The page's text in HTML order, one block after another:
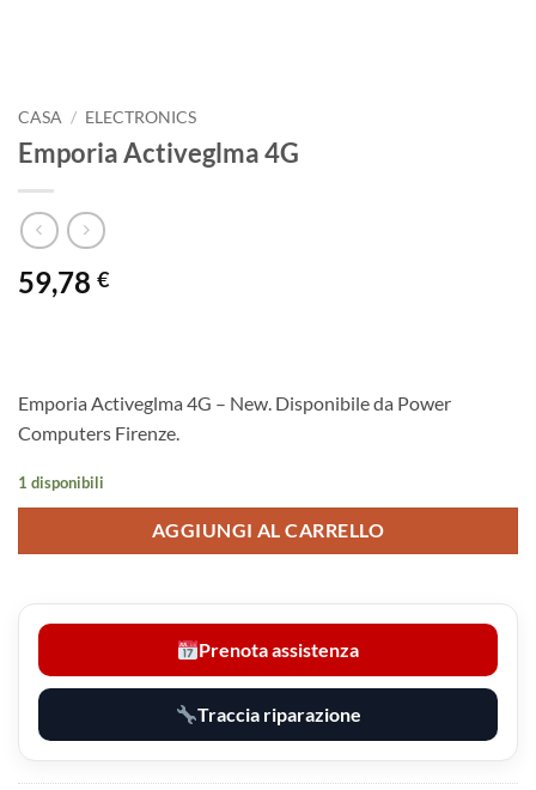
CASA / ELECTRONICS
Emporia Activeglma 4G
59,78 €
Emporia Activeglma 4G – New. Disponibile da Power
Computers Firenze.
1 disponibili
AGGIUNGI AL CARRELLO
Prenota assistenza
Traccia riparazione